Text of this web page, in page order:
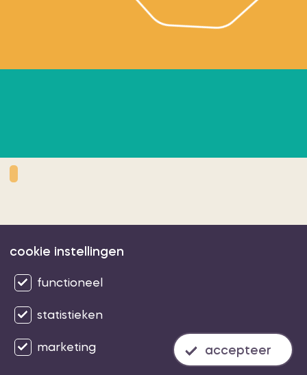
voorwaarden
© 2026 Crystal ICT
(alle rechten voorbehouden)
cookie instellingen
functioneel
statistieken
marketing accepteer